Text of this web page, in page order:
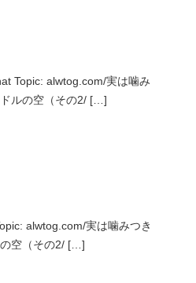
Topic: alwtog.com/実は噛み
ルの空（その2/ […]
alwtog.com/実は噛みつき
空（その2/ […]